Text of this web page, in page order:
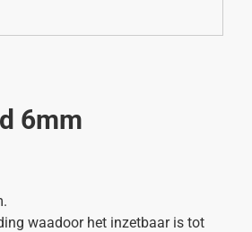
6mm
waadoor het inzetbaar is tot